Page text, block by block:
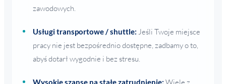
zawodowych.
Usługi transportowe / shuttle: Jeśli Twoje miejsce
pracy nie jest bezpośrednio dostępne, zadbamy o to,
abyś dotarł wygodnie i bez stresu.
Wysokie szanse na stałe zatrudnienie: